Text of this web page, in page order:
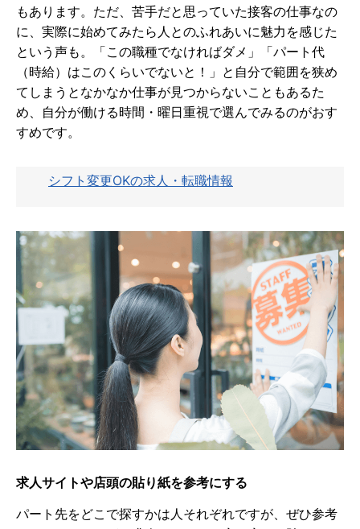
もあります。ただ、苦手だと思っていた接客の仕事なの
に、実際に始めてみたら人とのふれあいに魅力を感じた
という声も。「この職種でなければダメ」「パート代
（時給）はこのくらいでないと！」と自分で範囲を狭め
てしまうとなかなか仕事が見つからないこともあるた
め、自分が働ける時間・曜日重視で選んでみるのがおす
すめです。
シフト変更OKの求人・転職情報
求人サイトや店頭の貼り紙を参考にする
パート先をどこで探すかは人それぞれですが、ぜひ参考